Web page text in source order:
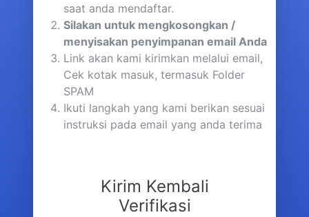
saat anda mendaftar.
Silakan untuk mengkosongkan /
menyisakan penyimpanan email Anda
Link akan kami kirimkan melalui email,
Cek kotak masuk, termasuk Folder
SPAM
Ikuti langkah yang kami berikan sesuai
instruksi pada email yang anda terima
Kirim Kembali
Verifikasi